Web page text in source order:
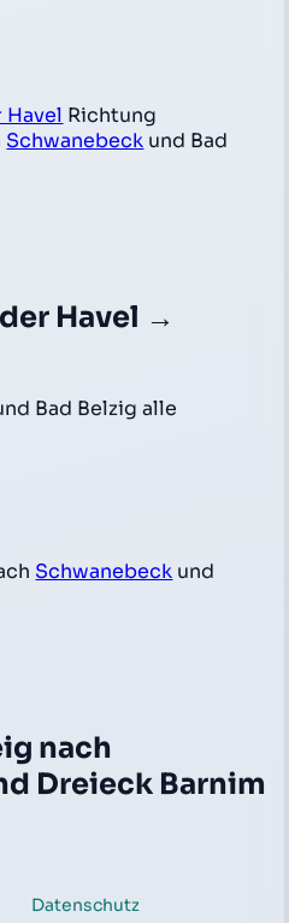
Havel Richtung
Schwanebeck und Bad
Havel →
Bad Belzig alle
Schwanebeck und
nach
Dreieck Barnim
Datenschutz